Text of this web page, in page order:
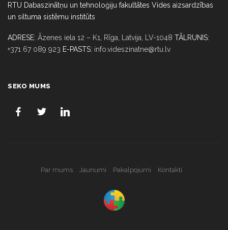
RTU Dabaszinātņu un tehnoloģiju fakultātes Vides aizsardzības
un siltuma sistēmu institūts
ADRESE: Āzenes iela 12 – K1, Rīga, Latvija, LV-1048 TĀLRUNIS:
+371 67 089 923 E-PASTS: info.videszinatne@rtu.lv
SEKO MUMS
Par mums Jaunumi Pakalpojumi Kontakti